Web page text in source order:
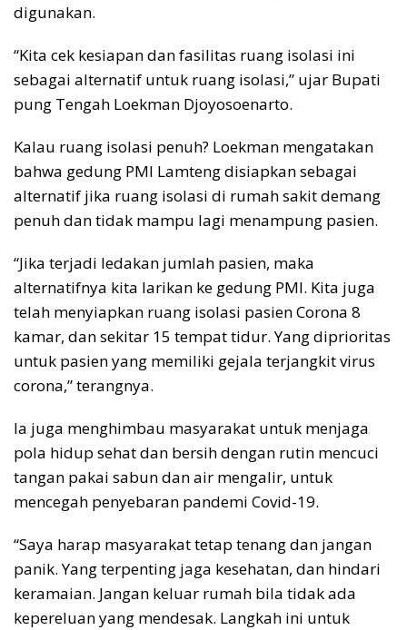
digunakan.
“Kita cek kesiapan dan fasilitas ruang isolasi ini
sebagai alternatif untuk ruang isolasi,” ujar Bupati
pung Tengah Loekman Djoyosoenarto.
Kalau ruang isolasi penuh? Loekman mengatakan
bahwa gedung PMI Lamteng disiapkan sebagai
alternatif jika ruang isolasi di rumah sakit demang
penuh dan tidak mampu lagi menampung pasien.
“Jika terjadi ledakan jumlah pasien, maka
alternatifnya kita larikan ke gedung PMI. Kita juga
telah menyiapkan ruang isolasi pasien Corona 8
kamar, dan sekitar 15 tempat tidur. Yang diprioritas
untuk pasien yang memiliki gejala terjangkit virus
corona,” terangnya.
Ia juga menghimbau masyarakat untuk menjaga
pola hidup sehat dan bersih dengan rutin mencuci
tangan pakai sabun dan air mengalir, untuk
mencegah penyebaran pandemi Covid-19.
“Saya harap masyarakat tetap tenang dan jangan
panik. Yang terpenting jaga kesehatan, dan hindari
keramaian. Jangan keluar rumah bila tidak ada
kepereluan yang mendesak. Langkah ini untuk